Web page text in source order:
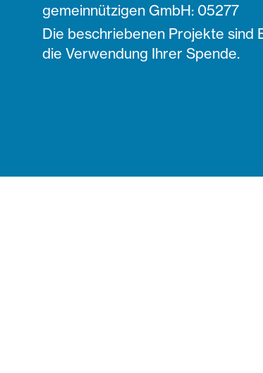
gemeinnützigen GmbH: 05277
Die beschriebenen Projekte sind
die Verwendung Ihrer Spende.